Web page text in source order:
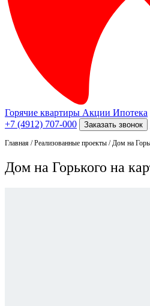
Горячие квартиры Акции Ипотека
+7 (4912) 707-000
Заказать звонок
Главная /Реализованные проекты /Дом на
Дом на Горького на